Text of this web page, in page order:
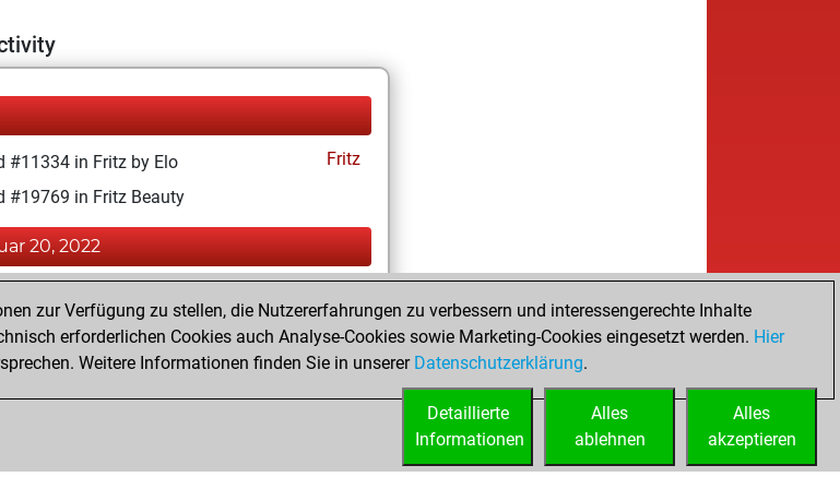
#11334 in Fritz by Elo
Fritz
#19769 in Fritz Beauty
20, 2022
new Elo of 1593
Fritz account
zur Verfügung zu stellen, die Nutzererfahrungen zu verbessern und interessengerechte Inhalte
erforderlichen Cookies auch Analyse-Cookies sowie Marketing-Cookies eingesetzt werden. Hier
Weitere Informationen finden Sie in unserer Datenschutzerklärung.
Alles
akzeptieren
Alles
ablehnen
Detaillierte
Informationen